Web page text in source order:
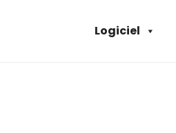
Logiciel